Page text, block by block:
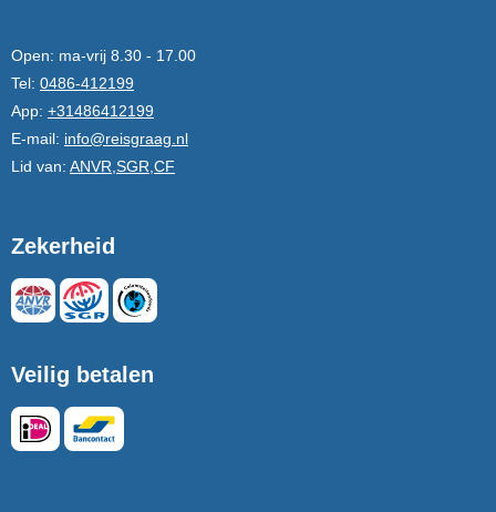
Open: ma-vrij 8.30 - 17.00
Tel: 0486-412199
App: +31486412199
E-mail: info@reisgraag.nl
Lid van: ANVR,SGR,CF
Zekerheid
Veilig betalen